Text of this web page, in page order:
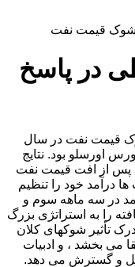
شوک قیمت نفت
در پاسخ
قیمت نفت در سال
اورسلو بود. نتایج
پس از افت قیمت نفت
درآمد خود را تنظیم
در سه ماهه سوم و
این یافته را به استراتژی بزرگ
تأثیر شوکهای کلان
می بخشد ، و ادبیات
و گسترش می دهد.